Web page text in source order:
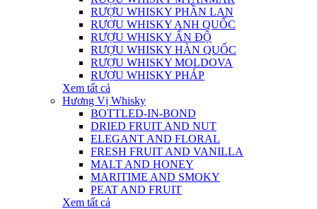
RƯỢU WHISKY PHẦN LAN
RƯỢU WHISKY ANH QUỐC
RƯỢU WHISKY ẤN ĐỘ
RƯỢU WHISKY HÀN QUỐC
RƯỢU WHISKY MOLDOVA
RƯỢU WHISKY PHÁP
Xem tất cả
Hương Vị Whisky
BOTTLED-IN-BOND
DRIED FRUIT AND NUT
ELEGANT AND FLORAL
FRESH FRUIT AND VANILLA
MALT AND HONEY
MARITIME AND SMOKY
PEAT AND FRUIT
Xem tất cả